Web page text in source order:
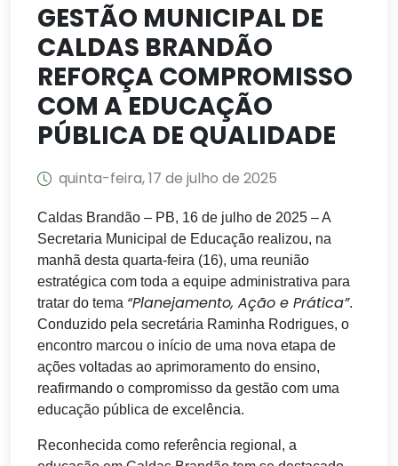
GESTÃO MUNICIPAL DE
CALDAS BRANDÃO
REFORÇA COMPROMISSO
COM A EDUCAÇÃO
PÚBLICA DE QUALIDADE
quinta-feira, 17 de julho de 2025
Caldas Brandão – PB, 16 de julho de 2025 – A
Secretaria Municipal de Educação realizou, na
manhã desta quarta-feira (16), uma reunião
estratégica com toda a equipe administrativa para
tratar do tema “Planejamento, Ação e Prática”.
Conduzido pela secretária Raminha Rodrigues, o
encontro marcou o início de uma nova etapa de
ações voltadas ao aprimoramento do ensino,
reafirmando o compromisso da gestão com uma
educação pública de excelência.
Reconhecida como referência regional, a